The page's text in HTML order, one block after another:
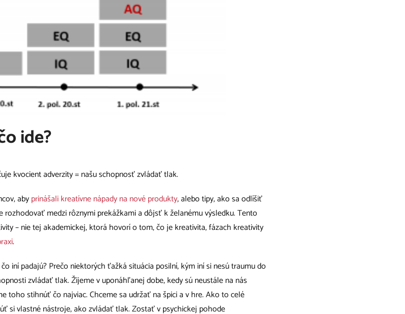
ide?
kvocient adverzity = našu schopnosť zvládať tlak.
abyprinášali kreatívne nápady na nové produkty, alebo tipy, ako sa odlíšiť
medzi rôznymi prekážkami a dôjsť k želanému výsledku. Tento
– nie tej akademickej, ktorá hovorí o tom, čo je kreativita, fázach kreativity
.
iní padajú? Prečo niektorých ťažká situácia posilní, kým iní si nesú traumu do
zvládať tlak. Žijeme v uponáhľanej dobe, kedy sú neustále na nás
toho stihnúť čo najviac. Chceme sa udržať na špici a v hre. Ako to celé
si vlastné nástroje, ako zvládať tlak. Zostať v psychickej pohode